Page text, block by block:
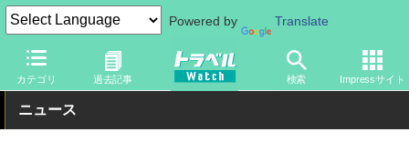
Powered by Translate
カテゴリ 過去記事 検索 Impressサイト
トラベル Watch 地域 海外旅行 ハワイ
ニュース